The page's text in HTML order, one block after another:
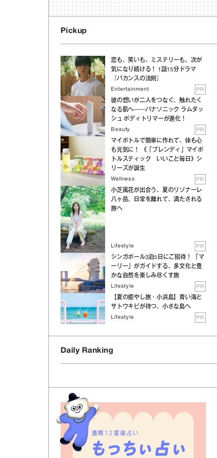
Pickup
恋も、笑いも、ミステリーも。次が
気になり続ける！ 1話15分ドラマ
『バカンスの法則』
Entertainment PR
彼の想いが二人をつなぐ。触れたく
なる肌へ──パナソニック ラムダッ
シュ ボディトリマーが進化！
Beauty PR
マイボトルで簡単に作れて、体も心
も元気に！ 《「ブレンディ」マイボ
トルスティック いいこと毎日》シ
リーズが誕生
Wellness PR
小芝風花が出合う、夏のリゾナーレ
八ヶ岳。日常を離れて、満たされる
旅へ
Lifestyle PR
シンガポール3泊5日にご招待！ 「マ
ーリー」がガイドする、多文化と豊
かな自然を楽しみ尽くす旅
Lifestyle PR
【夏の癒やし旅・小浜島】青い海と
サトウキビが待つ、小さな島へ
Lifestyle PR
Daily Ranking
週間12星座占い